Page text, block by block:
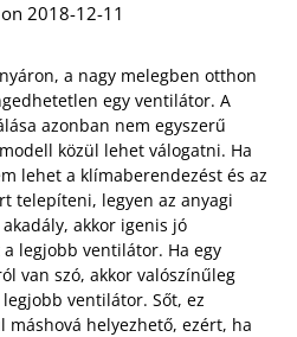
2018-12-11
a nagy melegben otthon
egy ventilátor. A
azonban nem egyszerű
közül lehet válogatni. Ha
lehet a klímaberendezést és az
telepíteni, legyen az anyagi
akkor igenis jó
legjobb ventilátor. Ha egy
van szó, akkor valószínűleg
ventilátor. Sőt, ez
helyezhető, ezért, ha